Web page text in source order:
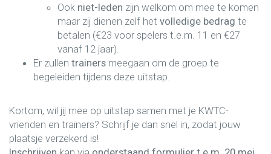
Ook niet-leden zijn welkom om mee te komen
maar zij dienen zelf het volledige bedrag te
betalen (€23 voor spelers t.e.m. 11 en €27
vanaf 12 jaar).
Er zullen trainers meegaan om de groep te
begeleiden tijdens deze uitstap.
Kortom, wil jij mee op uitstap samen met je KWTC-
vrienden en trainers? Schrijf je dan snel in, zodat jouw
plaatsje verzekerd is!